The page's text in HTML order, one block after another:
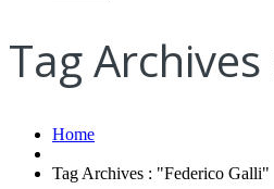
Tag Archives
Home
Tag Archives : "Federico Galli"